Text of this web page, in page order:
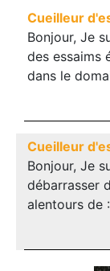
Cueilleur
Bonjour, Je
des essaims
dans le
Cueilleur
Bonjour, Je
débarrasser
alentours de